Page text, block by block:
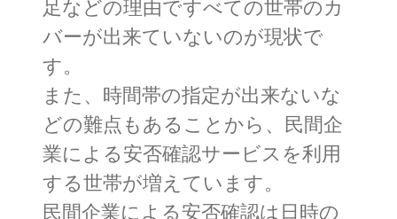
足などの理由ですべての世帯のカ
バーが出来ていないのが現状で
す。
また、時間帯の指定が出来ないな
どの難点もあることから、民間企
業による安否確認サービスを利用
する世帯が増えています。